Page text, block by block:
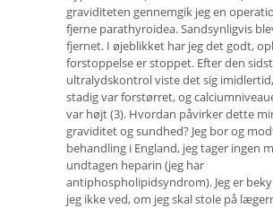
graviditeten gennemgik jeg en
fjerne parathyroidea. Sandsynligvis
fjernet. I øjeblikket har jeg det godt,
forstoppelse er stoppet. Efter den
ultralydskontrol viste det sig
stadig var forstørret, og
var højt (3). Hvordan påvirker dette
graviditet og sundhed? Jeg bor og
behandling i England, jeg tager ingen
undtagen heparin (jeg har
antiphospholipidsyndrom). Jeg er
jeg ikke ved, om jeg skal stole på